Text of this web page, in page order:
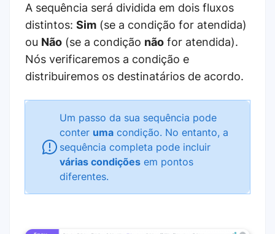
A sequência será dividida em dois fluxos
distintos: Sim (se a condição for atendida)
ou Não (se a condição não for atendida).
Nós verificaremos a condição e
distribuiremos os destinatários de acordo.
Um passo da sua sequência pode
conter uma condição. No entanto, a
sequência completa pode incluir
várias condições em pontos
diferentes.